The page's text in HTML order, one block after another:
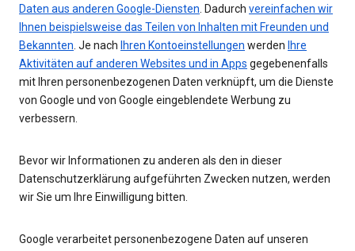
Daten aus anderen Google-Diensten. Dadurch vereinfachen wir
Ihnen beispielsweise das Teilen von Inhalten mit Freunden und
Bekannten. Je nach Ihren Kontoeinstellungen werden Ihre
Aktivitäten auf anderen Websites und in Apps gegebenenfalls
mit Ihren personenbezogenen Daten verknüpft, um die Dienste
von Google und von Google eingeblendete Werbung zu
verbessern.
Bevor wir Informationen zu anderen als den in dieser
Datenschutzerklärung aufgeführten Zwecken nutzen, werden
wir Sie um Ihre Einwilligung bitten.
Google verarbeitet personenbezogene Daten auf unseren